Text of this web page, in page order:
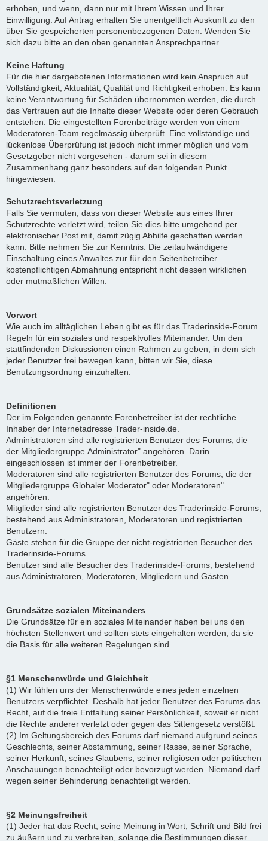
erhoben, und wenn, dann nur mit Ihrem Wissen und Ihrer
Einwilligung. Auf Antrag erhalten Sie unentgeltlich Auskunft zu den
über Sie gespeicherten personenbezogenen Daten. Wenden Sie
sich dazu bitte an den oben genannten Ansprechpartner.
Keine Haftung
Für die hier dargebotenen Informationen wird kein Anspruch auf
Vollständigkeit, Aktualität, Qualität und Richtigkeit erhoben. Es kann
keine Verantwortung für Schäden übernommen werden, die durch
das Vertrauen auf die Inhalte dieser Website oder deren Gebrauch
entstehen. Die eingestellten Forenbeiträge werden von einem
Moderatoren-Team regelmässig überprüft. Eine vollständige und
lückenlose Überprüfung ist jedoch nicht immer möglich und vom
Gesetzgeber nicht vorgesehen - darum sei in diesem
Zusammenhang ganz besonders auf den folgenden Punkt
hingewiesen.
Schutzrechtsverletzung
Falls Sie vermuten, dass von dieser Website aus eines Ihrer
Schutzrechte verletzt wird, teilen Sie dies bitte umgehend per
elektronischer Post mit, damit zügig Abhilfe geschaffen werden
kann. Bitte nehmen Sie zur Kenntnis: Die zeitaufwändigere
Einschaltung eines Anwaltes zur für den Seitenbetreiber
kostenpflichtigen Abmahnung entspricht nicht dessen wirklichen
oder mutmaßlichen Willen.
Vorwort
Wie auch im alltäglichen Leben gibt es für das Traderinside-Forum
Regeln für ein soziales und respektvolles Miteinander. Um den
stattfindenden Diskussionen einen Rahmen zu geben, in dem sich
jeder Benutzer frei bewegen kann, bitten wir Sie, diese
Benutzungsordnung einzuhalten.
Definitionen
Der im Folgenden genannte Forenbetreiber ist der rechtliche
Inhaber der Internetadresse Trader-inside.de.
Administratoren sind alle registrierten Benutzer des Forums, die
der Mitgliedergruppe Administrator" angehören. Darin
eingeschlossen ist immer der Forenbetreiber.
Moderatoren sind alle registrierten Benutzer des Forums, die der
Mitgliedergruppe Globaler Moderator" oder Moderatoren"
angehören.
Mitglieder sind alle registrierten Benutzer des Traderinside-Forums,
bestehend aus Administratoren, Moderatoren und registrierten
Benutzern.
Gäste stehen für die Gruppe der nicht-registrierten Besucher des
Traderinside-Forums.
Benutzer sind alle Besucher des Traderinside-Forums, bestehend
aus Administratoren, Moderatoren, Mitgliedern und Gästen.
Grundsätze sozialen Miteinanders
Die Grundsätze für ein soziales Miteinander haben bei uns den
höchsten Stellenwert und sollten stets eingehalten werden, da sie
die Basis für alle weiteren Regelungen sind.
§1 Menschenwürde und Gleichheit
(1) Wir fühlen uns der Menschenwürde eines jeden einzelnen
Benutzers verpflichtet. Deshalb hat jeder Benutzer des Forums das
Recht, auf die freie Entfaltung seiner Persönlichkeit, soweit er nicht
die Rechte anderer verletzt oder gegen das Sittengesetz verstößt.
(2) Im Geltungsbereich des Forums darf niemand aufgrund seines
Geschlechts, seiner Abstammung, seiner Rasse, seiner Sprache,
seiner Herkunft, seines Glaubens, seiner religiösen oder politischen
Anschauungen benachteiligt oder bevorzugt werden. Niemand darf
wegen seiner Behinderung benachteiligt werden.
§2 Meinungsfreiheit
(1) Jeder hat das Recht, seine Meinung in Wort, Schrift und Bild frei
zu äußern und zu verbreiten, solange die Bestimmungen dieser